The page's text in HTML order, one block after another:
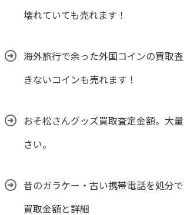
壊れていても売れます！
海外旅行で余った外国コインの買取
きないコインも売れます！
おそ松さんグッズ買取査定金額。大
さい。
昔のガラケー・古い携帯電話を処分で
買取金額と詳細